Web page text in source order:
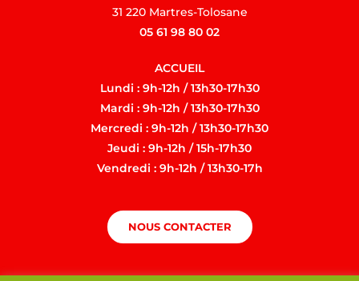
31 220 Martres-Tolosane
05 61 98 80 02
ACCUEIL
Lundi : 9h-12h / 13h30-17h30
Mardi : 9h-12h / 13h30-17h30
Mercredi : 9h-12h / 13h30-17h30
Jeudi : 9h-12h / 15h-17h30
Vendredi : 9h-12h / 13h30-17h
NOUS CONTACTER